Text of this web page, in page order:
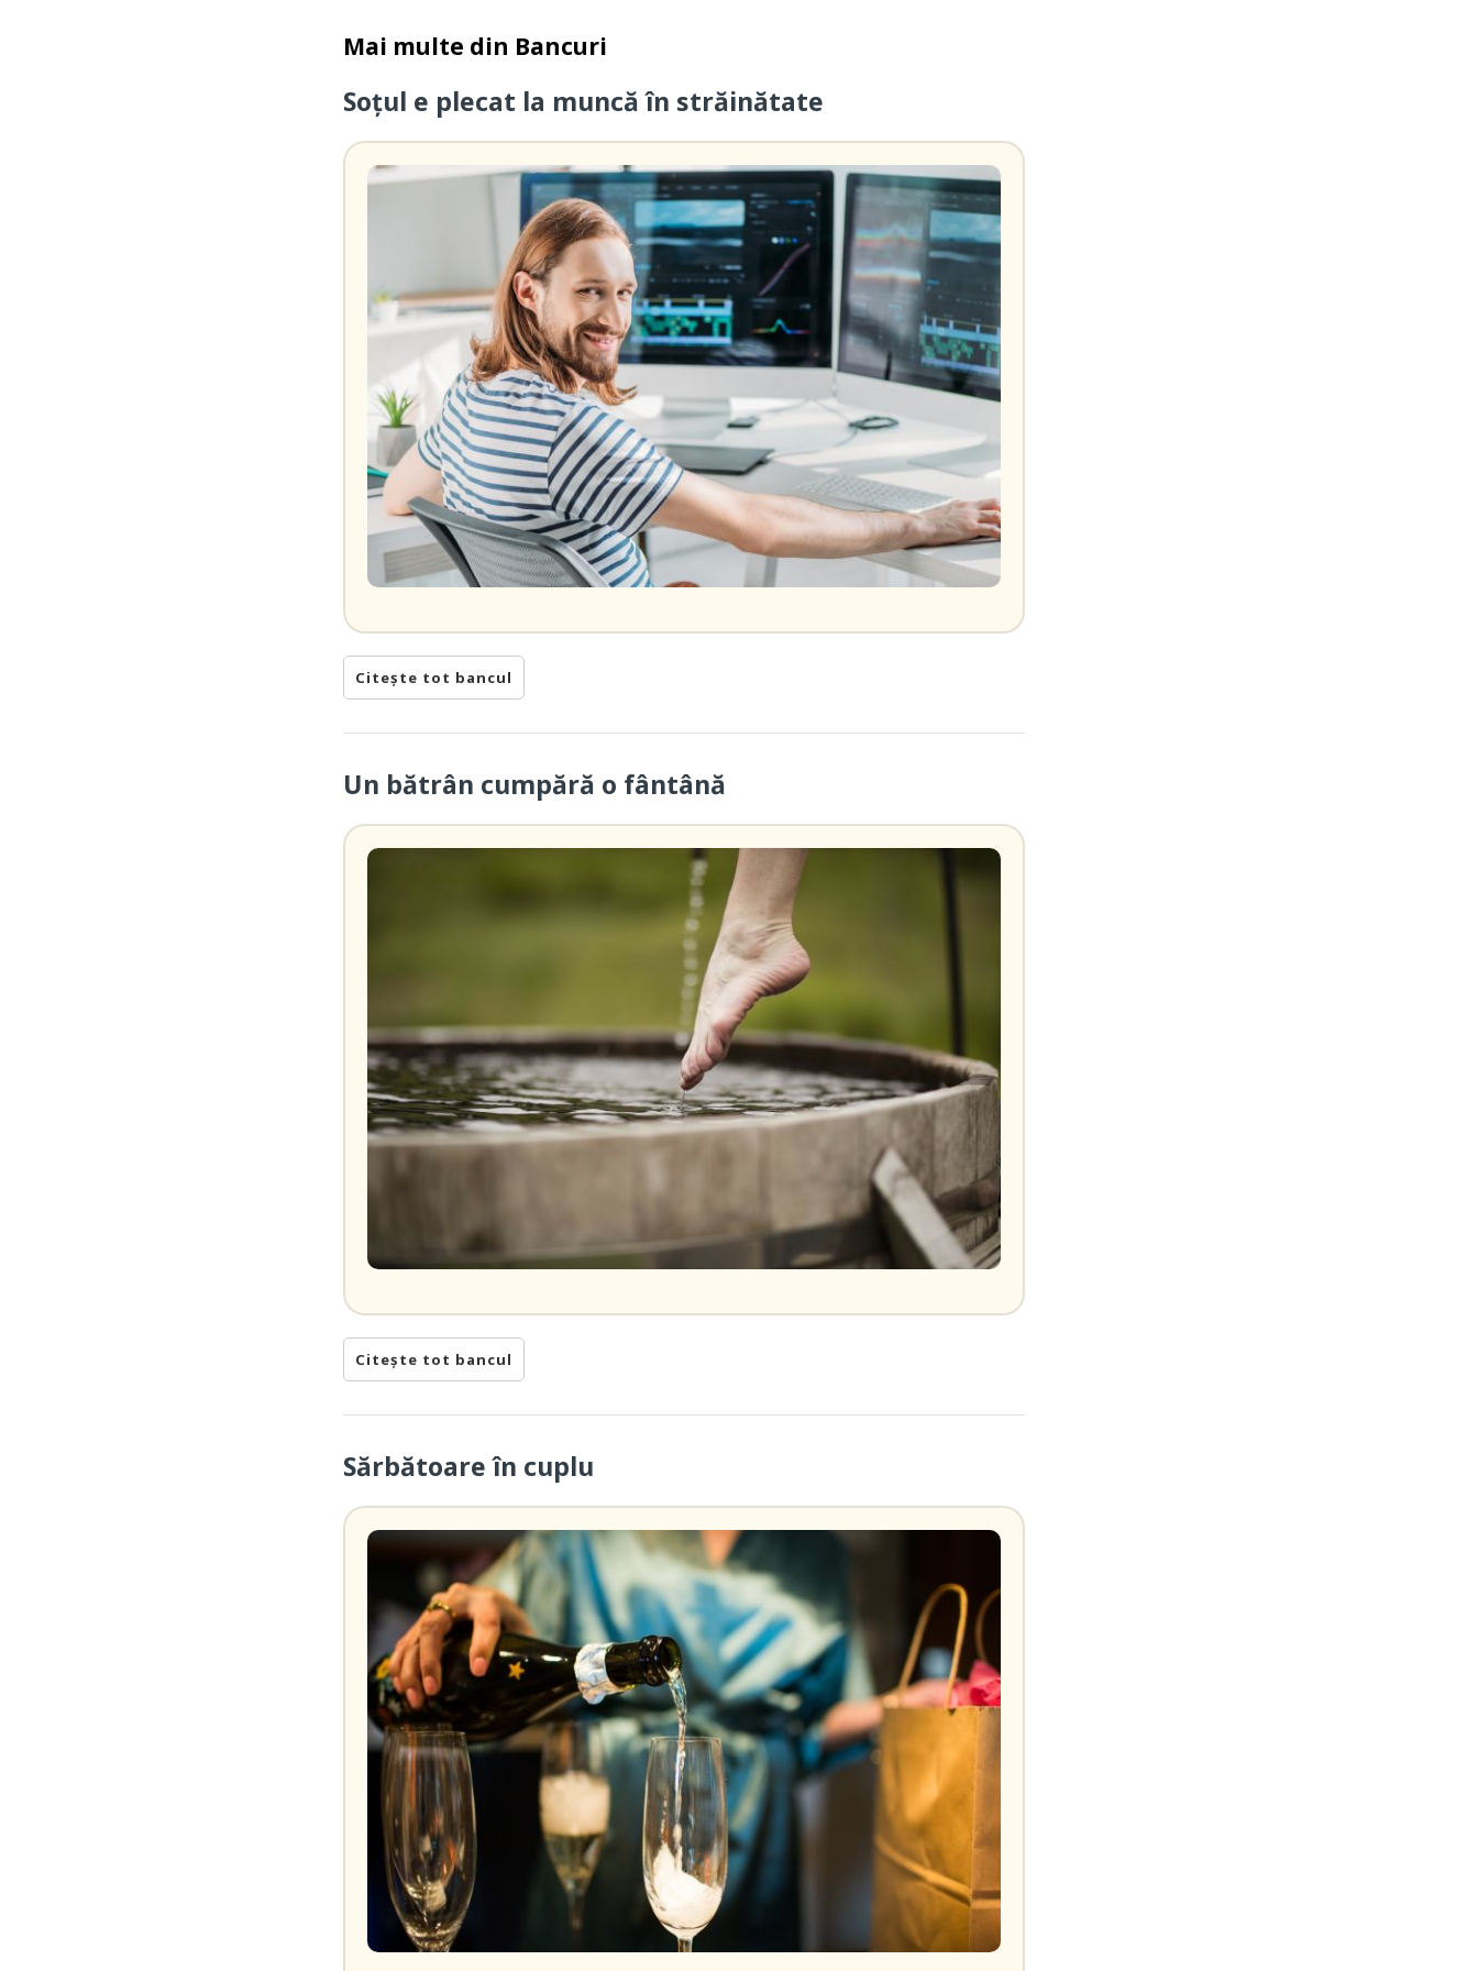
Mai multe din Bancuri
Soțul e plecat la muncă în străinătate
Citește tot bancul
Un bătrân cumpără o fântână
Citește tot bancul
Sărbătoare în cuplu